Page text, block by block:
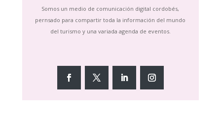
Somos un medio de comunicación digital cordobés,
pernsado para compartir toda la información del mundo
del turismo y una variada agenda de eventos.